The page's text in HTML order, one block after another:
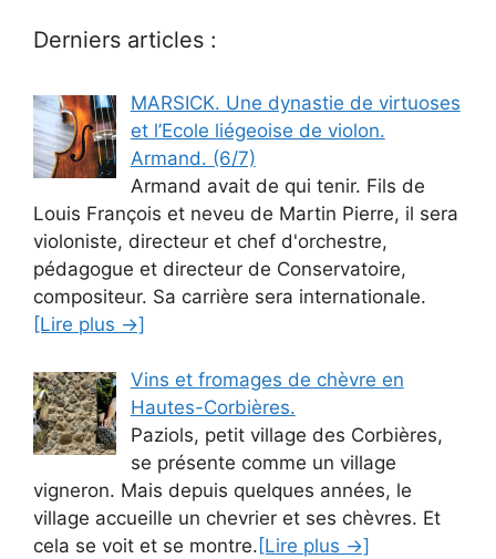
Derniers articles :
MARSICK. Une dynastie de virtuoses
et l’Ecole liégeoise de violon.
Armand. (6/7)
Armand avait de qui tenir. Fils de
Louis François et neveu de Martin Pierre, il sera
violoniste, directeur et chef d'orchestre,
pédagogue et directeur de Conservatoire,
compositeur. Sa carrière sera internationale.
[Lire plus →]
Vins et fromages de chèvre en
Hautes-Corbières.
Paziols, petit village des Corbières,
se présente comme un village
vigneron. Mais depuis quelques années, le
village accueille un chevrier et ses chèvres. Et
cela se voit et se montre. [Lire plus →]